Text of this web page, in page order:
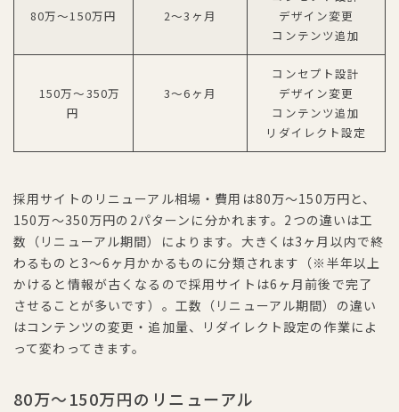
80万〜150万円 2〜3ヶ月
デザイン変更
コンテンツ追加
150万〜350万
円
3〜6ヶ月
コンセプト設計
デザイン変更
コンテンツ追加
リダイレクト設定
採用サイトのリニューアル相場・費用は80万〜150万円と、
150万〜350万円の2パターンに分かれます。2つの違いは工
数（リニューアル期間）によります。大きくは3ヶ月以内で終
わるものと3〜6ヶ月かかるものに分類されます（※半年以上
かけると情報が古くなるので採用サイトは6ヶ月前後で完了
させることが多いです）。工数（リニューアル期間）の違い
はコンテンツの変更・追加量、リダイレクト設定の作業によ
って変わってきます。
80万〜150万円のリニューアル